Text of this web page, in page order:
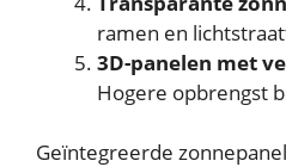
ramen en
3D-panelen met
Hogere opbrengst
Geïntegreerde